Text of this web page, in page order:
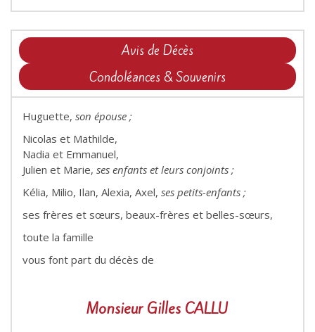
Avis de Décès
Condoléances & Souvenirs
Huguette, son épouse ;
Nicolas et Mathilde,
Nadia et Emmanuel,
Julien et Marie, ses enfants et leurs conjoints ;
Kélia, Milio, Ilan, Alexia, Axel, ses petits-enfants ;
ses frères et sœurs, beaux-frères et belles-sœurs,
toute la famille
vous font part du décès de
Monsieur Gilles CALLU